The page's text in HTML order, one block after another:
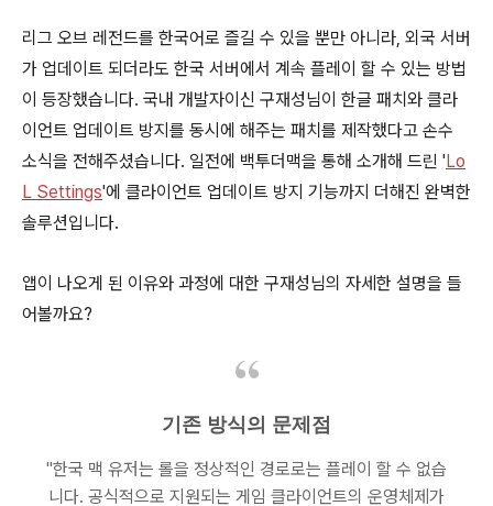
리그 오브 레전드를 한국어로 즐길 수 있을 뿐만 아니라, 외국 서버
가 업데이트 되더라도 한국 서버에서 계속 플레이 할 수 있는 방법
이 등장했습니다. 국내 개발자이신 구재성님이 한글 패치와 클라
이언트 업데이트 방지를 동시에 해주는 패치를 제작했다고 손수
소식을 전해주셨습니다. 일전에 백투더맥을 통해 소개해 드린 'Lo
L Settings'에 클라이언트 업데이트 방지 기능까지 더해진 완벽한
솔루션입니다.
앱이 나오게 된 이유와 과정에 대한 구재성님의 자세한 설명을 들
어볼까요?
기존 방식의 문제점
"한국 맥 유저는 롤을 정상적인 경로로는 플레이 할 수 없습
니다. 공식적으로 지원되는 게임 클라이언트의 운영체제가